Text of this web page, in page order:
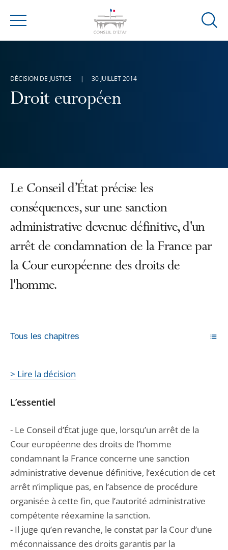
Menu
Ouvrir
Droit européen
DÉCISION DE JUSTICE 30 JUILLET 2014
Le Conseil d’État précise les
conséquences, sur une sanction
administrative devenue définitive, d'un
arrêt de condamnation de la France par
la Cour européenne des droits de
l'homme.
Tous les chapitres
> Lire la décision
L’essentiel
- Le Conseil d’État juge que, lorsqu’un arrêt de la
Cour européenne des droits de l’homme
condamnant la France concerne une sanction
administrative devenue définitive, l’exécution de cet
arrêt n’implique pas, en l’absence de procédure
organisée à cette fin, que l’autorité administrative
compétente réexamine la sanction.
- Il juge qu’en revanche, le constat par la Cour d’une
méconnaissance des droits garantis par la